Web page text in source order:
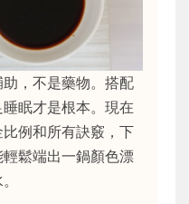
，不是藥物。搭配
眠才是根本。現在
例和所有訣竅，下
鬆端出一鍋顏色漂